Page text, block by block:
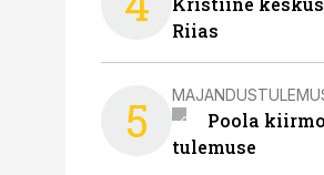
Riias
5
Poola
tulemuse